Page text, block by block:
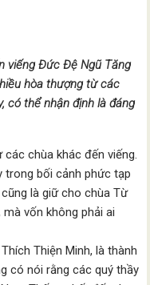
viếng Đức Đệ Ngũ Tăng
hòa thượng từ các
có thể nhận định là đáng
chùa khác đến viếng.
trong bối cảnh phức tạp
là giữ cho chùa Từ
vốn không phải ai
Thiện Minh, là thành
có nói rằng các quý thầy